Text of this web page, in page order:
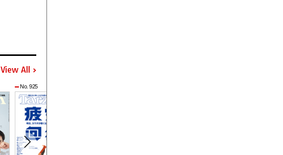
View All
No. 925